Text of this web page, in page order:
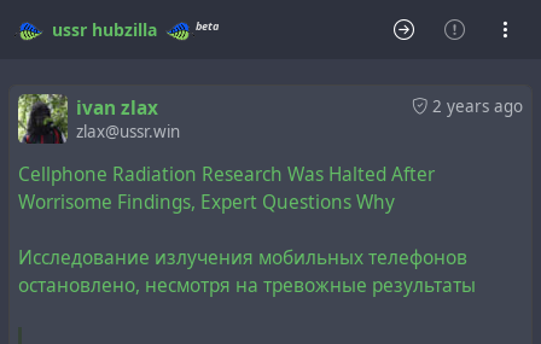
ussr hubzilla beta
2 years ago
ivan zlax
zlax@ussr.win
Cellphone Radiation Research Was Halted After
Worrisome Findings, Expert Questions Why
Исследование излучения мобильных телефонов
остановлено, несмотря на тревожные результаты